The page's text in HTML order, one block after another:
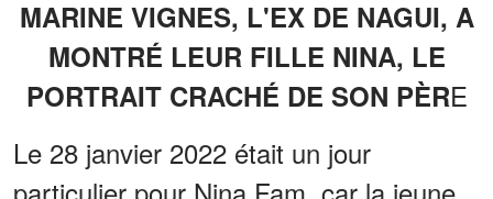
MARINE VIGNES, L'EX DE NAGUI, A
MONTRÉ LEUR FILLE NINA, LE
PORTRAIT CRACHÉ DE SON PÈRE
Le 28 janvier 2022 était un jour